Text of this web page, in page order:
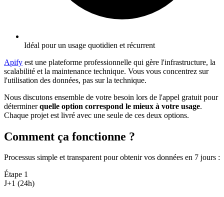
Idéal pour un usage quotidien et récurrent
Apify est une plateforme professionnelle qui gère l'infrastructure, la
scalabilité et la maintenance technique. Vous vous concentrez sur
l'utilisation des données, pas sur la technique.
Nous discutons ensemble de votre besoin lors de l'appel gratuit pour
déterminerquelle option correspond le mieux à votre usage.
Chaque projet est livré avec une seule de ces deux options.
Comment ça fonctionne ?
Processus simple et transparent pour obtenir vos données en 7 jours :
Étape 1
J+1 (24h)